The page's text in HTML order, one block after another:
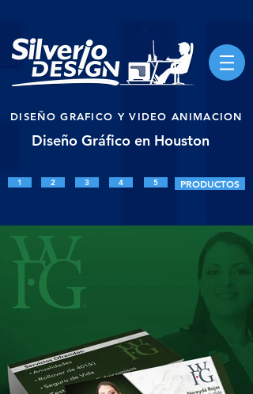
DISEÑO GRAFICO Y VIDEO ANIMACION
Diseño Gráfico en Houston
1 2 3 4 5 PRODUCTOS